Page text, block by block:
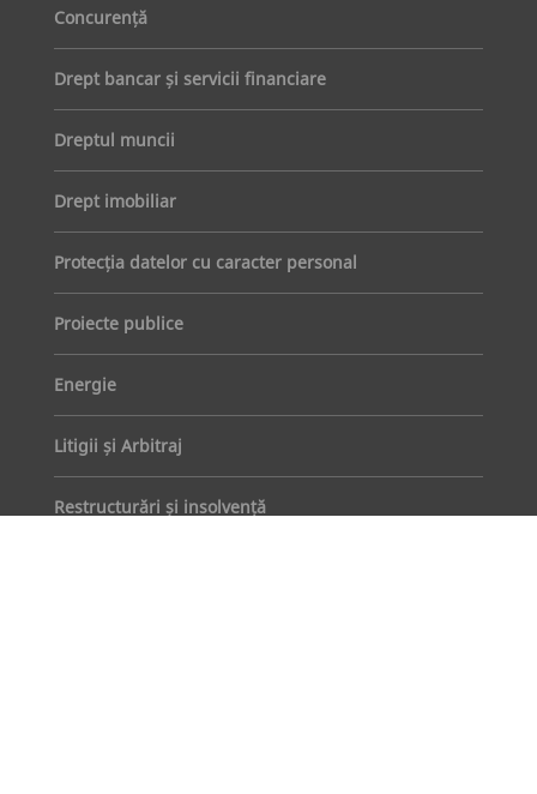
Concurență
Drept bancar și servicii financiare
Dreptul muncii
Drept imobiliar
Protecția datelor cu caracter personal
Proiecte publice
Energie
Litigii și Arbitraj
Restructurări și insolvență